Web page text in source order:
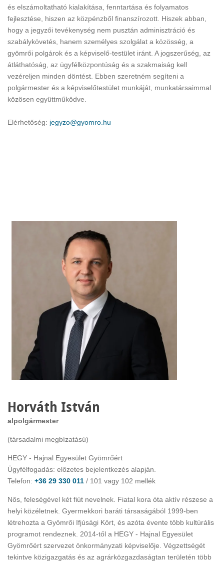
és elszámoltatható kialakítása, fenntartása és folyamatos
fejlesztése, hiszen az közpénzből finanszírozott. Hiszek abban,
hogy a jegyzői tevékenység nem pusztán adminisztráció és
szabálykövetés, hanem személyes szolgálat a közösség, a
gyömrői polgárok és a képviselő-testület iránt. A jogszerűség, az
átláthatóság, az ügyfélközpontúság és a szakmaiság kell
vezéreljen minden döntést. Ebben szeretném segíteni a
polgármester és a képviselőtestület munkáját, munkatársaimmal
közösen együttműködve.
Elérhetőség: jegyzo@gyomro.hu
Horváth István
alpolgármester
(társadalmi megbízatású)
HEGY - Hajnal Egyesület Gyömrőért
Ügyfélfogadás: előzetes bejelentkezés alapján.
Telefon: +36 29 330 011 / 101 vagy 102 mellék
Nős, feleségével két fiút nevelnek. Fiatal kora óta aktív részese a
helyi közéletnek. Gyermekkori baráti társaságából 1999-ben
létrehozta a Gyömrői Ifjúsági Kört, és azóta évente több kultúrális
programot rendeznek. 2014-től a HEGY - Hajnal Egyesület
Gyömrőért szervezet önkormányzati képviselője. Végzettségét
tekintve közigazgatás és az agrárközgazdaságtan területén több